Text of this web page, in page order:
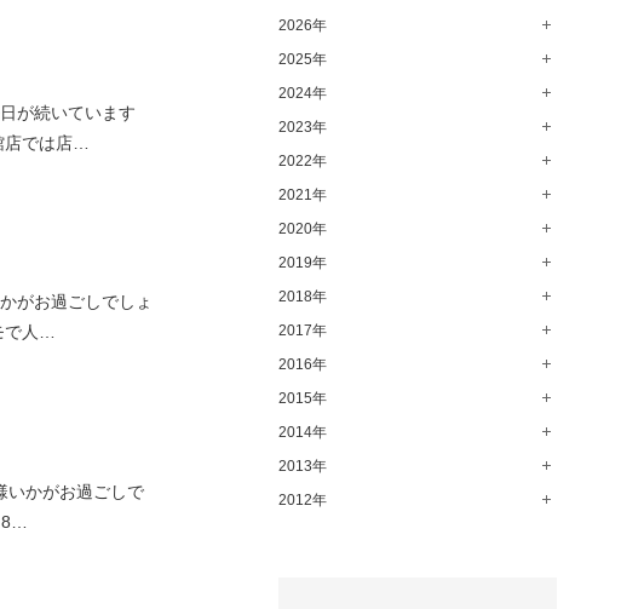
が続いています
では店…
がお過ごしでしょ
で人…
いかがお過ごしで
2026年
8月（11）
7月（64）
6月（58）
5月（62）
4月（55）
3月（64）
2月（50）
1月（58）
2025年
12月（65）
11月（56）
10月（67）
9月（50）
8月（67）
7月（68）
6月（59）
5月（59）
4月（57）
3月（63）
2024年
12月（71）
11月（61）
10月（60）
9月（57）
8月（64）
7月（66）
6月（63）
5月（67）
4月（75）
3月（61）
2023年
12月（71）
11月（61）
10月（66）
9月（53）
8月（67）
7月（73）
6月（72）
5月（77）
4月（89）
3月（69）
2022年
12月（72）
11月（77）
10月（74）
9月（75）
8月（80）
7月（68）
6月（83）
5月（71）
4月（79）
3月（78）
2021年
12月（69）
11月（83）
10月（64）
9月（62）
8月（61）
7月（69）
6月（69）
5月（79）
4月（1）
2020年
12月（63）
11月（59）
10月（60）
9月（58）
8月（67）
7月（60）
6月（74）
5月（44）
2019年
12月（64）
11月（70）
10月（71）
9月（68）
8月（92）
7月（102）
6月（6）
2018年
12月（80）
11月（70）
10月（68）
9月（72）
8月（73）
7月（64）
2017年
12月（66）
11月（69）
10月（66）
9月（64）
8月（71）
2016年
12月（78）
11月（91）
10月（74）
9月（79）
2015年
12月（71）
11月（62）
10月（66）
2014年
12月（74）
11月（65）
2013年
12月（18）
2012年